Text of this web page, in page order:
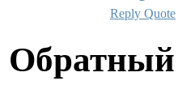
Reply Quote